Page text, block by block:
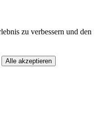
zu verbessern und den
Alle akzeptieren